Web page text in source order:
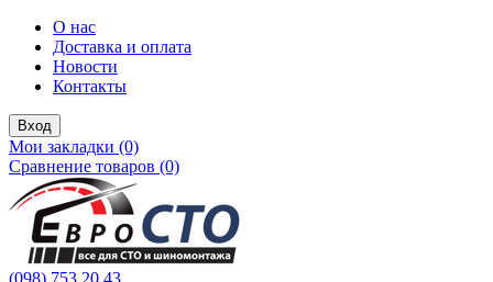
О нас
Доставка и оплата
Новости
Контакты
Вход
Мои закладки (0)
Сравнение товаров (0)
(098) 753 20 43